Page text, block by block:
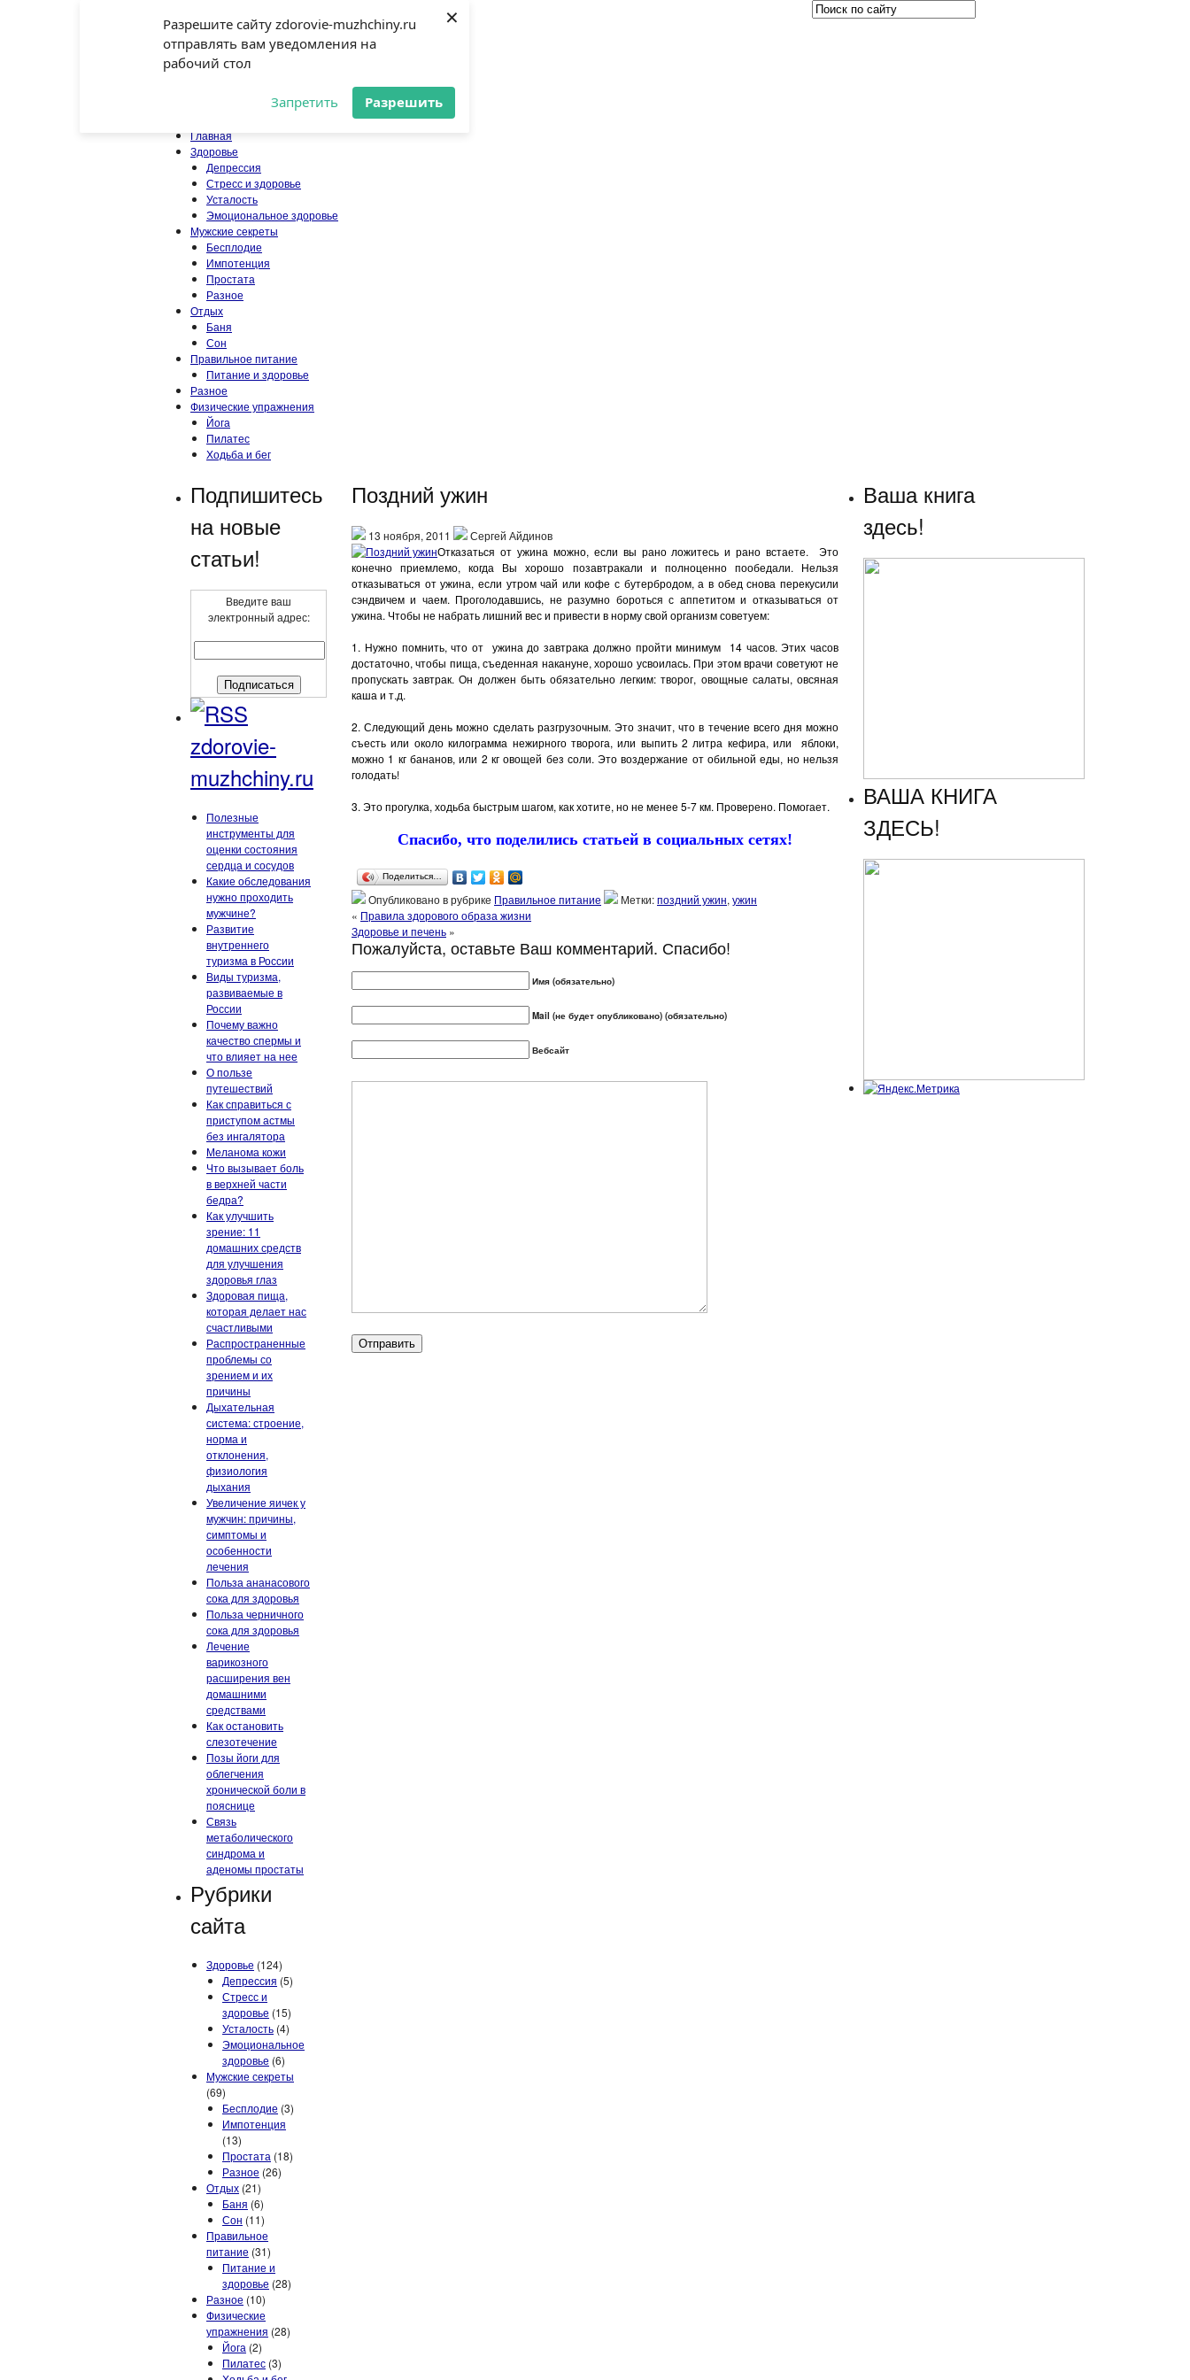
Разрешите сайту zdorovie-muzhchiny.ru
отправлять вам уведомления на
рабочий стол
Запретить Разрешить
×
Карта сайта
Контакты
Книги
О сайте
Главная
Здоровье
Депрессия
Стресс и здоровье
Усталость
Эмоциональное здоровье
Мужские секреты
Бесплодие
Импотенция
Простата
Разное
Отдых
Баня
Сон
Правильное питание
Питание и здоровье
Разное
Физические упражнения
Йога
Пилатес
Ходьба и бег
Подпишитесь
на новые
статьи!
Введите ваш
электронный адрес:
zdorovie-
muzhchiny.ru
Полезные
инструменты для
оценки состояния
сердца и сосудов
Какие обследования
нужно проходить
мужчине?
Развитие
внутреннего
туризма в России
Виды туризма,
развиваемые в
России
Почему важно
качество спермы и
что влияет на нее
О пользе
путешествий
Как справиться с
приступом астмы
без ингалятора
Меланома кожи
Что вызывает боль
в верхней части
бедра?
Как улучшить
зрение: 11
домашних средств
для улучшения
здоровья глаз
Здоровая пища,
которая делает нас
счастливыми
Распространенные
проблемы со
зрением и их
причины
Дыхательная
система: строение,
норма и
отклонения,
физиология
дыхания
Увеличение яичек у
мужчин: причины,
симптомы и
особенности
лечения
Польза ананасового
сока для здоровья
Польза черничного
сока для здоровья
Лечение
варикозного
расширения вен
домашними
средствами
Как остановить
слезотечение
Позы йоги для
облегчения
хронической боли в
пояснице
Связь
метаболического
синдрома и
аденомы простаты
Рубрики
сайта
Здоровье (124)
Депрессия (5)
Стресс и
здоровье (15)
Усталость (4)
Эмоциональное
здоровье (6)
Мужские секреты
(69)
Бесплодие (3)
Импотенция
(13)
Простата (18)
Разное (26)
Отдых (21)
Баня (6)
Сон (11)
Правильное
питание (31)
Питание и
здоровье (28)
Разное (10)
Физические
упражнения (28)
Йога (2)
Пилатес (3)
Поздний ужин
13 ноября, 2011
Сергей Айдинов
Отказаться от ужина можно, если вы рано ложитесь и рано встаете. Это
конечно приемлемо, когда Вы хорошо позавтракали и полноценно пообедали. Нельзя
отказываться от ужина, если утром чай или кофе с бутербродом, а в обед снова перекусили
сэндвичем и чаем. Проголодавшись, не разумно бороться с аппетитом и отказываться от
ужина. Чтобы не набрать лишний вес и привести в норму свой организм советуем:
1. Нужно помнить, что от ужина до завтрака должно пройти минимум 14 часов. Этих часов
достаточно, чтобы пища, съеденная накануне, хорошо усвоилась. При этом врачи советуют не
пропускать завтрак. Он должен быть обязательно легким: творог, овощные салаты, овсяная
каша и т.д.
2. Следующий день можно сделать разгрузочным. Это значит, что в течение всего дня можно
съесть или около килограмма нежирного творога, или выпить 2 литра кефира, или яблоки,
можно 1 кг бананов, или 2 кг овощей без соли. Это воздержание от обильной еды, но нельзя
голодать!
3. Это прогулка, ходьба быстрым шагом, как хотите, но не менее 5-7 км. Проверено. Помогает.
Спасибо, что поделились статьей в социальных сетях!
Поделиться…
Опубликовано в рубрике Правильное питание Метки:поздний ужин, ужин
« Правила здорового образа жизни
Здоровье и печень »
Пожалуйста, оставьте Ваш комментарий. Спасибо!
Имя (обязательно)
Mail (не будет опубликовано) (обязательно)
Вебсайт
Ваша книга
здесь!
ВАША КНИГА
ЗДЕСЬ!